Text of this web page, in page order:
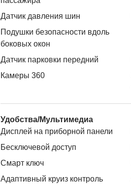
Датчик давления шин
Подушки безопасности вдоль
боковых окон
Датчик парковки передний
Камеры 360
Удобства/Мультимедиа
Дисплей на приборной панели
Бесключевой доступ
Смарт ключ
Адаптивный круиз контроль